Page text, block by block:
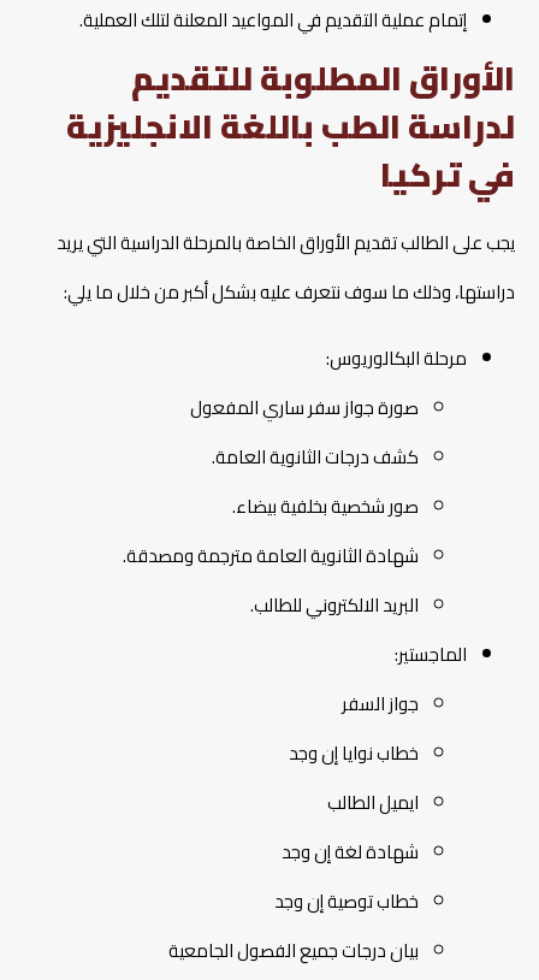
إتمام عملية التقديم في المواعيد المعلنة لتلك العملية.
الأوراق المطلوبة للتقديم
لدراسة الطب باللغة الانجليزية
في تركيا
يجب على الطالب تقديم الأوراق الخاصة بالمرحلة الدراسية التي يريد
دراستها، وذلك ما سوف نتعرف عليه بشكل أكبر من خلال ما يلي:
مرحلة البكالوريوس:
صورة جواز سفر ساري المفعول
كشف درجات الثانوية العامة.
صور شخصية بخلفية بيضاء.
شهادة الثانوية العامة مترجمة ومصدقة.
البريد الالكتروني للطالب.
الماجستير:
جواز السفر
خطاب نوايا إن وجد
ايميل الطالب
شهادة لغة إن وجد
خطاب توصية إن وجد
بيان درجات جميع الفصول الجامعية